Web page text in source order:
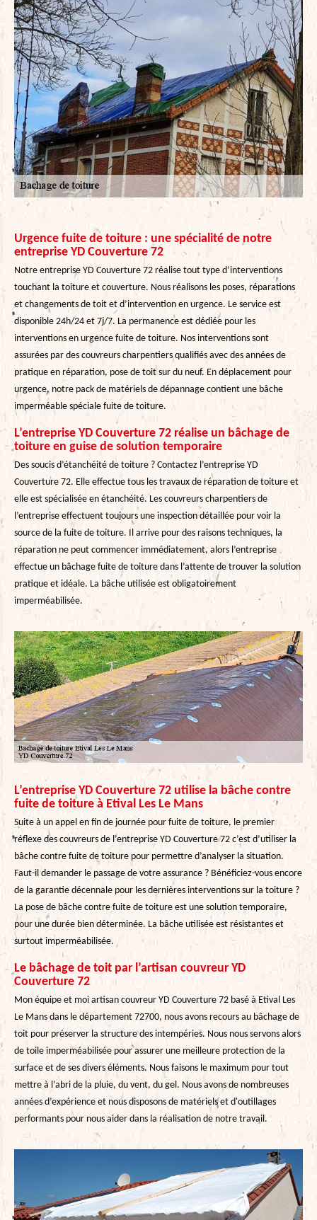
Urgence fuite de toiture : une spécialité de notre
entreprise YD Couverture 72
Notre entreprise YD Couverture 72 réalise tout type d’interventions
touchant la toiture et couverture. Nous réalisons les poses, réparations
et changements de toit et d’intervention en urgence. Le service est
disponible 24h/24 et 7j/7. La permanence est dédiée pour les
interventions en urgence fuite de toiture. Nos interventions sont
assurées par des couvreurs charpentiers qualifiés avec des années de
pratique en réparation, pose de toit sur du neuf. En déplacement pour
urgence, notre pack de matériels de dépannage contient une bâche
imperméable spéciale fuite de toiture.
L’entreprise YD Couverture 72 réalise un bâchage de
toiture en guise de solution temporaire
Des soucis d’étanchéité de toiture ? Contactez l’entreprise YD
Couverture 72. Elle effectue tous les travaux de réparation de toiture et
elle est spécialisée en étanchéité. Les couvreurs charpentiers de
l’entreprise effectuent toujours une inspection détaillée pour voir la
source de la fuite de toiture. Il arrive pour des raisons techniques, la
réparation ne peut commencer immédiatement, alors l’entreprise
effectue un bâchage fuite de toiture dans l’attente de trouver la solution
pratique et idéale. La bâche utilisée est obligatoirement
imperméabilisée.
L’entreprise YD Couverture 72 utilise la bâche contre
fuite de toiture à Etival Les Le Mans
Suite à un appel en fin de journée pour fuite de toiture, le premier
réflexe des couvreurs de l’entreprise YD Couverture 72 c’est d’utiliser la
bâche contre fuite de toiture pour permettre d’analyser la situation.
Faut-il demander le passage de votre assurance ? Bénéficiez-vous encore
de la garantie décennale pour les dernières interventions sur la toiture ?
La pose de bâche contre fuite de toiture est une solution temporaire,
pour une durée bien déterminée. La bâche utilisée est résistantes et
surtout imperméabilisée.
Le bâchage de toit par l’artisan couvreur YD
Couverture 72
Mon équipe et moi artisan couvreur YD Couverture 72 basé à Etival Les
Le Mans dans le département 72700, nous avons recours au bâchage de
toit pour préserver la structure des intempéries. Nous nous servons alors
de toile imperméabilisée pour assurer une meilleure protection de la
surface et de ses divers éléments. Nous faisons le maximum pour tout
mettre à l’abri de la pluie, du vent, du gel. Nous avons de nombreuses
années d’expérience et nous disposons de matériels et d'outillages
performants pour nous aider dans la réalisation de notre travail.